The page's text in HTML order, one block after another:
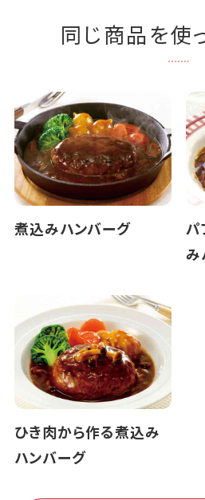
同じ商品を使
煮込みハンバーグ
パ
み
ひき肉から作る煮込み
ハンバーグ